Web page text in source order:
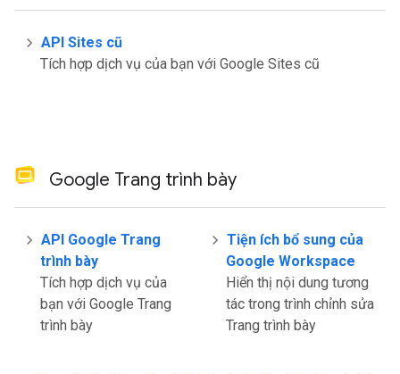
API Sites cũ
Tích hợp dịch vụ của bạn với Google Sites cũ
Google Trang trình bày
API Google Trang
trình bày
Tích hợp dịch vụ của
bạn với Google Trang
trình bày
Tiện ích bổ sung của
Google Workspace
Hiển thị nội dung tương
tác trong trình chỉnh sửa
Trang trình bày